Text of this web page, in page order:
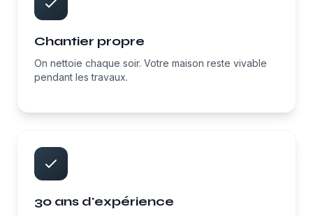
Chantier propre
On nettoie chaque soir. Votre maison reste vivable
pendant les travaux.
30 ans d'expérience